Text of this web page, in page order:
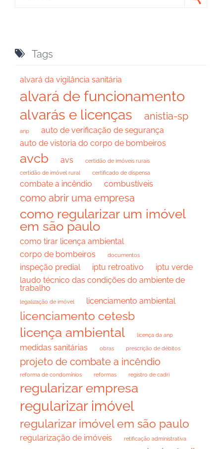
 Tags
alvará da vigilância sanitária
alvará de funcionamento
alvarás e licenças anistia-sp
anp
auto de verificação de segurança
auto de vistoria do corpo de bombeiros
avcb avs
certidão de imóveis rurais
certidão de imóvel rural
certificado de dispensa
combate a incêndio combustíveis
como abrir uma empresa
como regularizar um imóvel
em são paulo
como tirar licença ambiental
corpo de bombeiros
documentos
inspeção predial iptu retroativo
iptu verde
laudo técnico das condições do ambiente de
trabalho
legalização de imóvel licenciamento ambiental
licenciamento cetesb
licença ambiental licença da anp
medidas sanitárias obras prescrição de débitos
projeto de combate a incêndio
reforma de condomínios reformas registro de cadri
regularizar empresa
regularizar imóvel
regularizar imóvel em são paulo
regularização de imóveis retificação administrativa